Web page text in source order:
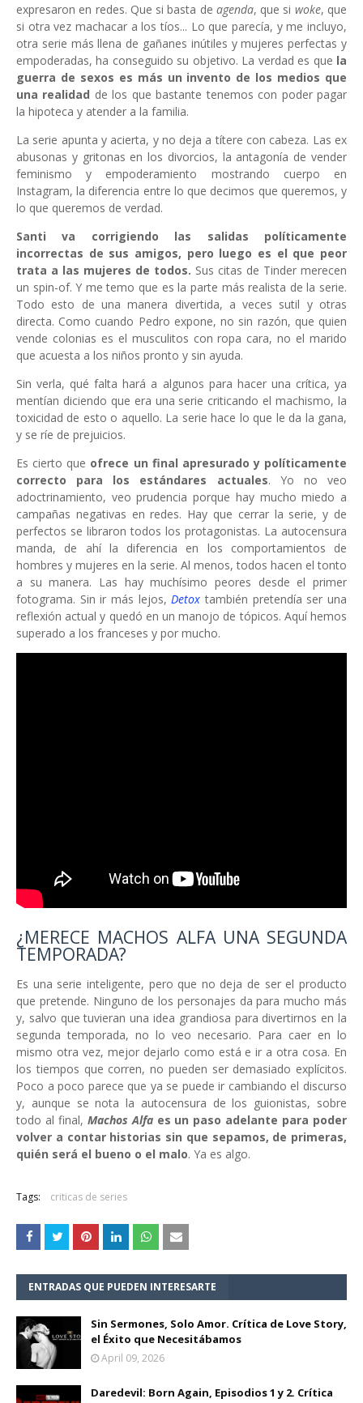
expresaron en redes. Que si basta de agenda, que si woke, que
si otra vez machacar a los tíos... Lo que parecía, y me incluyo,
otra serie más llena de gañanes inútiles y mujeres perfectas y
empoderadas, ha conseguido su objetivo. La verdad es que la
guerra de sexos es más un invento de los medios que
una realidad de los que bastante tenemos con poder pagar
la hipoteca y atender a la familia.
La serie apunta y acierta, y no deja a títere con cabeza. Las ex
abusonas y gritonas en los divorcios, la antagonía de vender
feminismo y empoderamiento mostrando cuerpo en
Instagram, la diferencia entre lo que decimos que queremos, y
lo que queremos de verdad.
Santi va corrigiendo las salidas políticamente
incorrectas de sus amigos, pero luego es el que peor
trata a las mujeres de todos. Sus citas de Tinder merecen
un spin-of. Y me temo que es la parte más realista de la serie.
Todo esto de una manera divertida, a veces sutil y otras
directa. Como cuando Pedro expone, no sin razón, que quien
vende colonias es el musculitos con ropa cara, no el marido
que acuesta a los niños pronto y sin ayuda.
Sin verla, qué falta hará a algunos para hacer una crítica, ya
mentían diciendo que era una serie criticando el machismo, la
toxicidad de esto o aquello. La serie hace lo que le da la gana,
y se ríe de prejuicios.
Es cierto que ofrece un final apresurado y políticamente
correcto para los estándares actuales. Yo no veo
adoctrinamiento, veo prudencia porque hay mucho miedo a
campañas negativas en redes. Hay que cerrar la serie, y de
perfectos se libraron todos los protagonistas. La autocensura
manda, de ahí la diferencia en los comportamientos de
hombres y mujeres en la serie. Al menos, todos hacen el tonto
a su manera. Las hay muchísimo peores desde el primer
fotograma. Sin ir más lejos,Detox también pretendía ser una
reflexión actual y quedó en un manojo de tópicos. Aquí hemos
superado a los franceses y por mucho.
¿MERECE MACHOS ALFA UNA SEGUNDA
TEMPORADA?
Es una serie inteligente, pero que no deja de ser el producto
que pretende. Ninguno de los personajes da para mucho más
y, salvo que tuvieran una idea grandiosa para divertirnos en la
segunda temporada, no lo veo necesario. Para caer en lo
mismo otra vez, mejor dejarlo como está e ir a otra cosa. En
los tiempos que corren, no pueden ser demasiado explícitos.
Poco a poco parece que ya se puede ir cambiando el discurso
y, aunque se nota la autocensura de los guionistas, sobre
todo al final, Machos Alfaes un paso adelante para poder
volver a contar historias sin que sepamos, de primeras,
quién será el bueno o el malo. Ya es algo.
Tags: criticas de series
ENTRADAS QUE PUEDEN INTERESARTE
Sin Sermones, Solo Amor. Crítica de Love Story,
el Éxito que Necesitábamos
April 09, 2026
Daredevil: Born Again, Episodios 1 y 2. Crítica